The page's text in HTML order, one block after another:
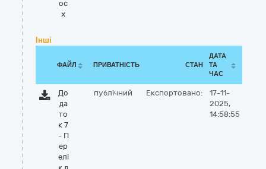
oc
x
Інші
ФАЙЛ ПРИВАТНІСТЬ СТАН
ДАТА
ТА
ЧАС
До
да
то
к 7
- П
ер
елі
публічний Експортовано:
17-11-
2025,
14:58:55